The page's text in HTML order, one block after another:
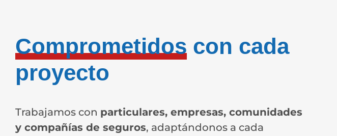
Comprometidos con cada
proyecto
Trabajamos con particulares, empresas, comunidades
y compañías de seguros, adaptándonos a cada